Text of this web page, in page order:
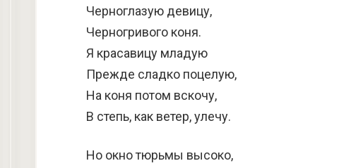
Черноглазую девицу,
Черногривого коня.
Я красавицу младую
Прежде сладко поцелую,
На коня потом вскочу,
В степь, как ветер, улечу.
Но окно тюрьмы высоко,